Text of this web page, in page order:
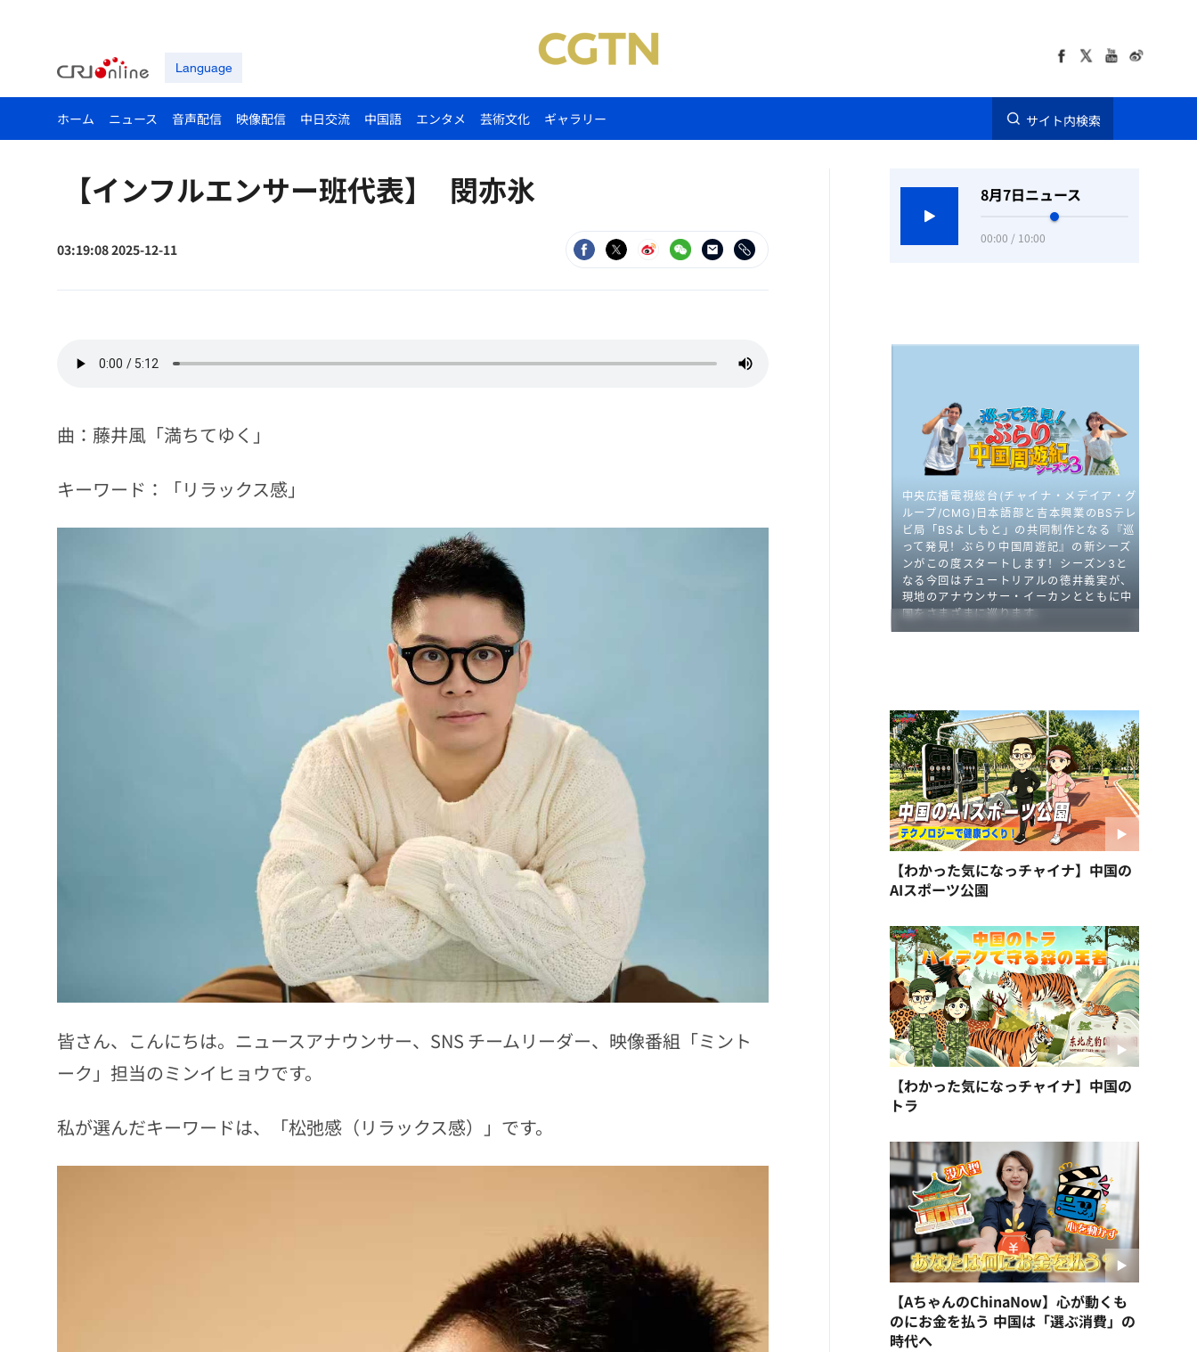
Language
ホーム ニュース 音声配信 映像配信 中日交流 中国語 エンタメ 芸術文化 ギャラリー サイト内検索
【インフルエンサー班代表】 閔亦氷
03:19:08 2025-12-11
曲：藤井風「満ちてゆく」
キーワード：「リラックス感」
皆さん、こんにちは。ニュースアナウンサー、SNS チームリーダー、映像番組「ミント
ーク」担当のミンイヒョウです。
私が選んだキーワードは、「松弛感（リラックス感）」です。
8月7日ニュース
00:00 / 10:00
【わかった気になっチャイナ】中国の
AIスポーツ公園
【わかった気になっチャイナ】中国の
トラ
【AちゃんのChinaNow】心が動くも
のにお金を払う 中国は「選ぶ消費」の
時代へ